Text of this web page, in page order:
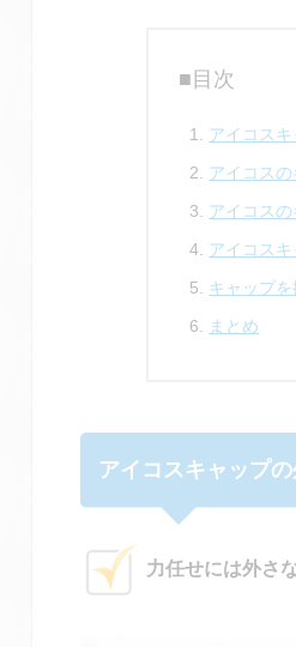
■目次
アイコス
アイコス
アイコス
アイコス
キャップ
まとめ
アイコスキャップ
力任せには外さ